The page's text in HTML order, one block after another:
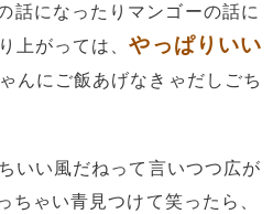
話になったりマンゴーの話に
上がっては、やっぱりいい
んにご飯あげなきゃだしごち
いい風だねって言いつつ広が
ちゃい青見つけて笑ったら、